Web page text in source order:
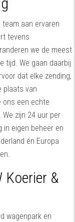
aan ervaren
tevens
we de meest
tijd. We gaan daarbij
dat elke zending,
plaats van
ons een echte
zijn 24 uur per
in eigen beheer en
én Europa
Koerier &
wagenpark en